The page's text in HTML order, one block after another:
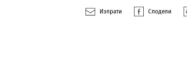
Изпрати Сподели